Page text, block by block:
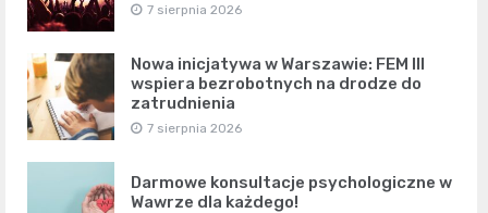
7 sierpnia 2026
Nowa inicjatywa w Warszawie: FEM III
wspiera bezrobotnych na drodze do
zatrudnienia
7 sierpnia 2026
Darmowe konsultacje psychologiczne w
Wawrze dla każdego!